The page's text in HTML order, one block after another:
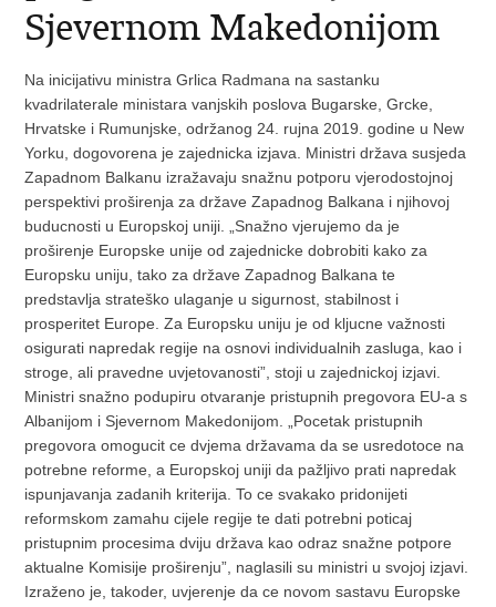
Sjevernom Makedonijom
Na inicijativu ministra Grlica Radmana na sastanku
kvadrilaterale ministara vanjskih poslova Bugarske, Grcke,
Hrvatske i Rumunjske, održanog 24. rujna 2019. godine u New
Yorku, dogovorena je zajednicka izjava. Ministri država susjeda
Zapadnom Balkanu izražavaju snažnu potporu vjerodostojnoj
perspektivi proširenja za države Zapadnog Balkana i njihovoj
buducnosti u Europskoj uniji. „Snažno vjerujemo da je
proširenje Europske unije od zajednicke dobrobiti kako za
Europsku uniju, tako za države Zapadnog Balkana te
predstavlja strateško ulaganje u sigurnost, stabilnost i
prosperitet Europe. Za Europsku uniju je od kljucne važnosti
osigurati napredak regije na osnovi individualnih zasluga, kao i
stroge, ali pravedne uvjetovanosti”, stoji u zajednickoj izjavi.
Ministri snažno podupiru otvaranje pristupnih pregovora EU-a s
Albanijom i Sjevernom Makedonijom. „Pocetak pristupnih
pregovora omogucit ce dvjema državama da se usredotoce na
potrebne reforme, a Europskoj uniji da pažljivo prati napredak
ispunjavanja zadanih kriterija. To ce svakako pridonijeti
reformskom zamahu cijele regije te dati potrebni poticaj
pristupnim procesima dviju država kao odraz snažne potpore
aktualne Komisije proširenju”, naglasili su ministri u svojoj izjavi.
Izraženo je, takoder, uvjerenje da ce novom sastavu Europske